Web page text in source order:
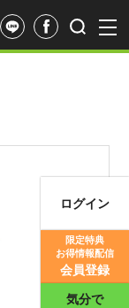
ログイン
限定特典
お得情報配信
会員登録
気分で